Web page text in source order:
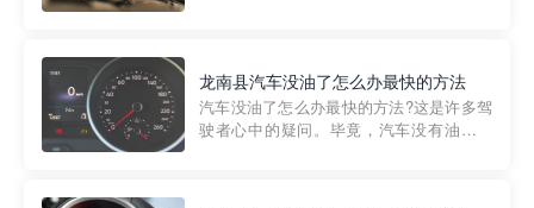
的送油师傅，解决没油的紧急情况。 首
先，让我们来了解一下穿...
龙南县汽车没油了怎么办最快的方法
汽车没油了怎么办最快的方法?这是许多驾
驶者心中的疑问。毕竟，汽车没有油就无